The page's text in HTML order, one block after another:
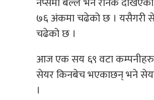
७६ अंकमा चढेको छ । यसैगरी
चढेको छ ।
आज एक सय ६९ वटा
सेयर किनबेच भएकाछन् भने
।